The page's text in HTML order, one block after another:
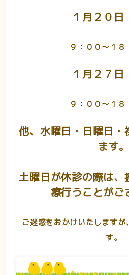
１月２０日
９：００〜１８
１月２７日
９：００〜１８
他、水曜日・日曜日・
ます。
土曜日が休診の際は、
療行うことがご
ご迷惑をおかけいたします
す。